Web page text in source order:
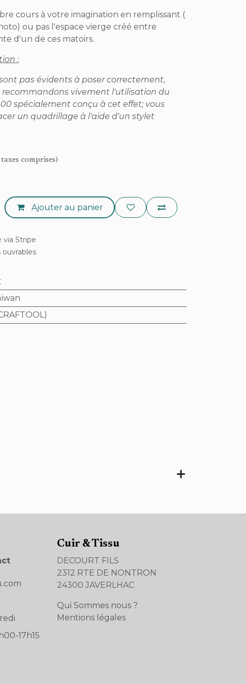
cours à votre imagination en remplissant (
ou pas l'espace vierge créé entre
d'un de ces matoirs.
:
pas évidents à poser correctement,
recommandons vivement l'utilisation du
spécialement conçu à cet effet; vous
un quadrillage à l'aide d'un stylet
comprises)
Ajouter au panier
via Stripe
ouvrables
17h15
Cuir & Tissu
DECOURT FILS
2312 RTE DE NONTRON
24300 JAVERLHAC
Qui Sommes nous ?
Mentions légales